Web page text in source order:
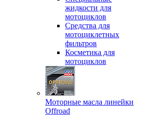
жидкости для
мотоциклов
Средства для
мотоциклетных
фильтров
Косметика для
мотоциклов
Моторные масла линейки
Offroad